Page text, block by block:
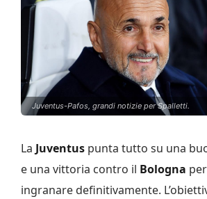
Juventus-Pafos, grandi notizie per Spalletti.
La Juventus punta tutto su una
e una vittoria contro il Bologna
ingranare definitivamente.